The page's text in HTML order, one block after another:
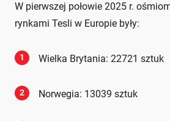
W pierwszej połowie 2025 r.
rynkami Tesli w Europie były:
1 Wielka Brytania: 22721 sztuk
2 Norwegia: 13039 sztuk